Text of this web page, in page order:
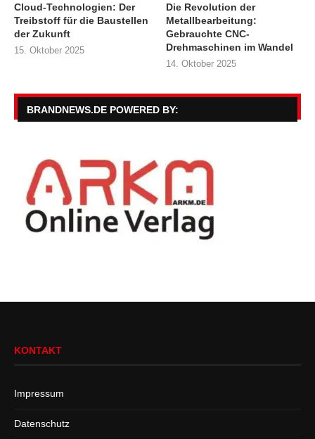
Cloud-Technologien: Der
Treibstoff für die Baustellen
der Zukunft
15. Oktober 2025
Die Revolution der
Metallbearbeitung:
Gebrauchte CNC-
Drehmaschinen im Wandel
14. Oktober 2025
BRANDNEWS.DE POWERED BY:
KONTAKT
Impressum
Datenschutz